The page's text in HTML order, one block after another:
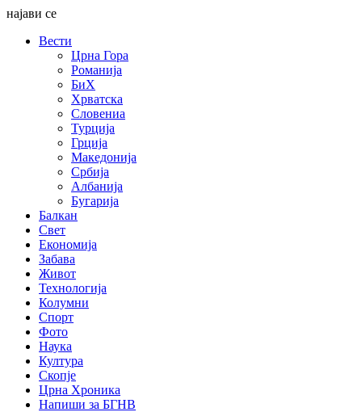
најави се
Вести
Црна Гора
Романија
БиХ
Хрватска
Словениа
Турција
Грција
Македонија
Србија
Албанија
Бугарија
Балкан
Свет
Економија
Забава
Живот
Технологија
Колумни
Спорт
Фото
Наука
Култура
Скопје
Црна Хроника
Напиши за БГНВ